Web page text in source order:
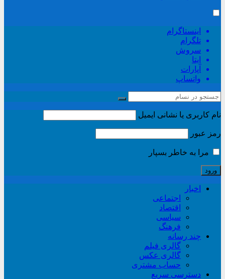
اینستاگرام
تلگرام
سروش
ایتا
آپارات
واتساپ
نام کاربری یا نشانی ایمیل
رمز عبور
مرا به خاطر بسپار
اخبار
اجتماعی
اقتصاد
سیاسی
فرهنگ
چند رسانه
گالری فیلم
گالری عکس
حساب مشتری
دسترسی سریع